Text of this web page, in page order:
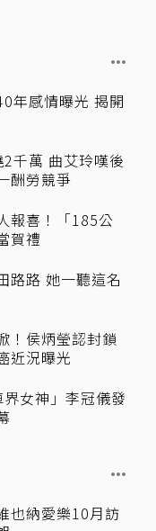
年感情曝光 揭開
千萬 曲艾玲嘆後
酬勞競爭
報喜！「185公
賀禮
路路 她一聽這名
！侯炳瑩認封鎖
近況曝光
女神」李冠儀發
也納愛樂10月訪